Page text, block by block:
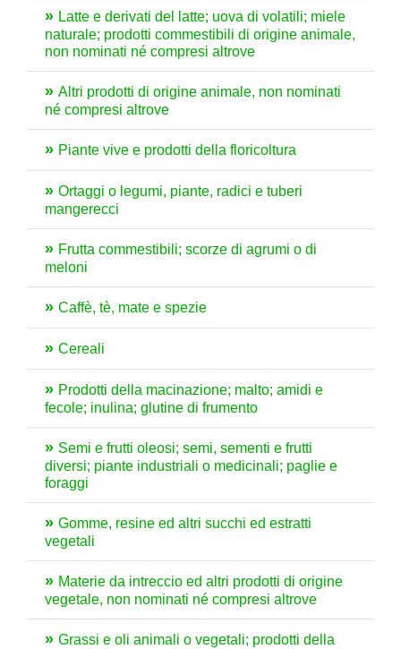
Latte e derivati del latte; uova di volatili; miele
naturale; prodotti commestibili di origine animale,
non nominati né compresi altrove
Altri prodotti di origine animale, non nominati
né compresi altrove
Piante vive e prodotti della floricoltura
Ortaggi o legumi, piante, radici e tuberi
mangerecci
Frutta commestibili; scorze di agrumi o di
meloni
Caffè, tè, mate e spezie
Cereali
Prodotti della macinazione; malto; amidi e
fecole; inulina; glutine di frumento
Semi e frutti oleosi; semi, sementi e frutti
diversi; piante industriali o medicinali; paglie e
foraggi
Gomme, resine ed altri succhi ed estratti
vegetali
Materie da intreccio ed altri prodotti di origine
vegetale, non nominati né compresi altrove
Grassi e oli animali o vegetali; prodotti della